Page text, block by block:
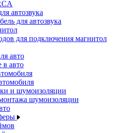
автозвука
для автозвука
для подключения магнитол
авто
в авто
и шумоизоляции
шумоизоляции